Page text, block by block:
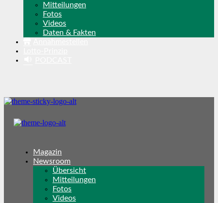
Mitteilungen
Fotos
Videos
Daten & Fakten
Magazin
Newsroom
Übersicht
Mitteilungen
Fotos
Videos